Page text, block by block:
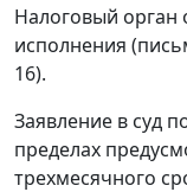
Налоговый орган
исполнения
16).
Заявление в суд
пределах
трехмесячного